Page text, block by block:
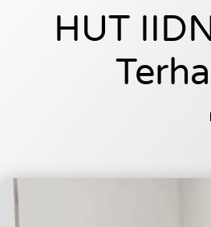
HUT